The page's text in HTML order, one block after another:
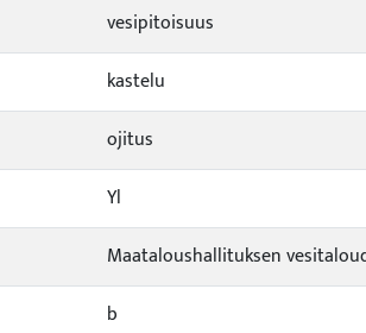
vesipitoisuus
kastelu
ojitus
Yl
Maataloushallituksen
b